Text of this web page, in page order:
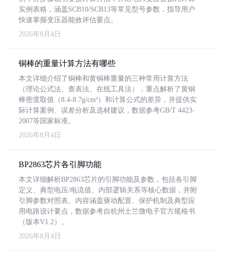
实例表格，涵盖SCB10/SCB13等常见型号参数，指导用户
快速掌握变压器能效评估要点。
2026年8月4日
铜棒的重量计算方法有哪些
本文详细介绍了铜棒和黄铜棒重量的三种常用计算方法
（理论公式法、查表法、在线工具法），重点解析了黄铜
棒密度取值（8.4-8.7g/cm³）和计算公式的差异，并提供实
际计算案例、误差分析及选材建议，数据参考GB/T 4423-
2007等国家标准。
2026年8月4日
BP2863芯片各引脚功能
本文详细解析BP2863芯片的引脚功能及参数，包括各引脚
定义、典型电压/电流值、内部逻辑关系等核心数据，并附
引脚参数对照表。内容涵盖驱动配置、保护机制及典型应
用电路设计要点，数据参考自杭州士兰微电子官方规格书
（版本V1.2）。
2026年8月4日